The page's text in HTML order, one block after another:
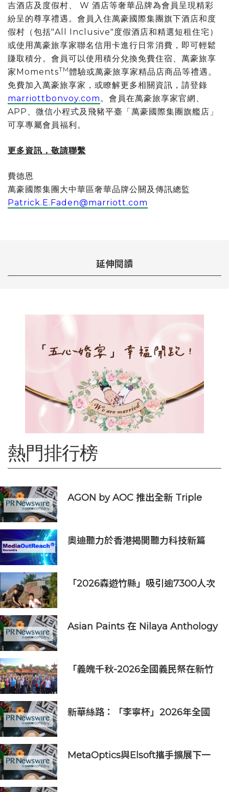
吉酒店及度假村、 W 酒店等奢華品牌為會員呈現精彩
紛呈的尊享禮遇。會員入住萬豪國際集團旗下酒店和度
假村（包括"All Inclusive"度假酒店和精選短租住宅）
或使用萬豪旅享家聯名信用卡進行日常消費，即可輕鬆
賺取積分。會員可以使用積分兌換免費住宿、萬豪旅享
家MomentsTM體驗或萬豪旅享家精品店商品等禮遇。
免費加入萬豪旅享家，或瞭解更多相關資訊，請登錄
marriottbonvoy.com。會員在萬豪旅享家官網、
APP、微信小程式及飛豬平臺「萬豪國際集團旗艦店」
可享專屬會員福利。
更多資訊，敬請聯繫
費德恩
萬豪國際集團大中華區奢華品牌公關及傳訊總監
Patrick.E.Faden@marriott.com
延伸閱讀
熱門排行榜
AGON by AOC 推出全新 Triple
奧迪聽力於香港揭開聽力科技新篇
Play SI 助聽器
「2026森遊竹縣」吸引逾7300人次
Asian Paints 在 Nilaya Anthology
料及收藏級設計的藝術之旅
「義魄千秋-2026全國義民祭在新竹
新華絲路：「李寧杯」2026年全國
MetaOptics與Elsoft攜手擴展下一